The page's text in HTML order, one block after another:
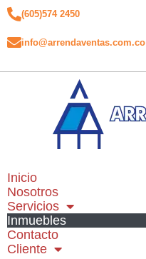
(605)574 2450
info@arrendaventas.com.co
Inicio
Nosotros
Servicios
Inmuebles
Contacto
Cliente